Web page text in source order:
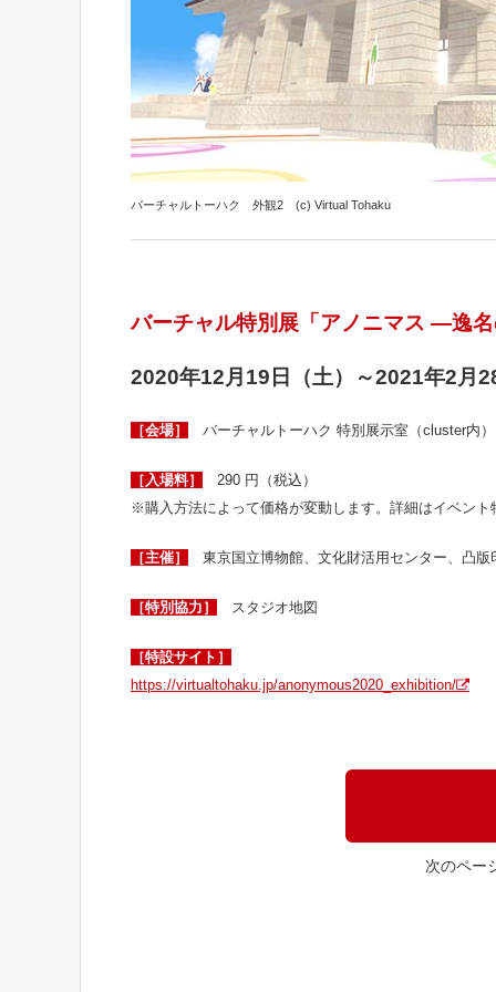
バーチャルトーハク 外観2 (c) Virtual Tohaku
バーチャル特別展「アノニマス ―逸
2020年12月19日（土）～2021年2月
［会場］ バーチャルトーハク 特別展示室（cluster内）
［入場料］
290 円（税込）
※購入方法によって価格が変動します。詳細はイベン
［主催］ 東京国立博物館、文化財活用センター、凸版
［特別協力］ スタジオ地図
［特設サイト］
https://virtualtohaku.jp/anonymous2020_exhibition/
次のペー